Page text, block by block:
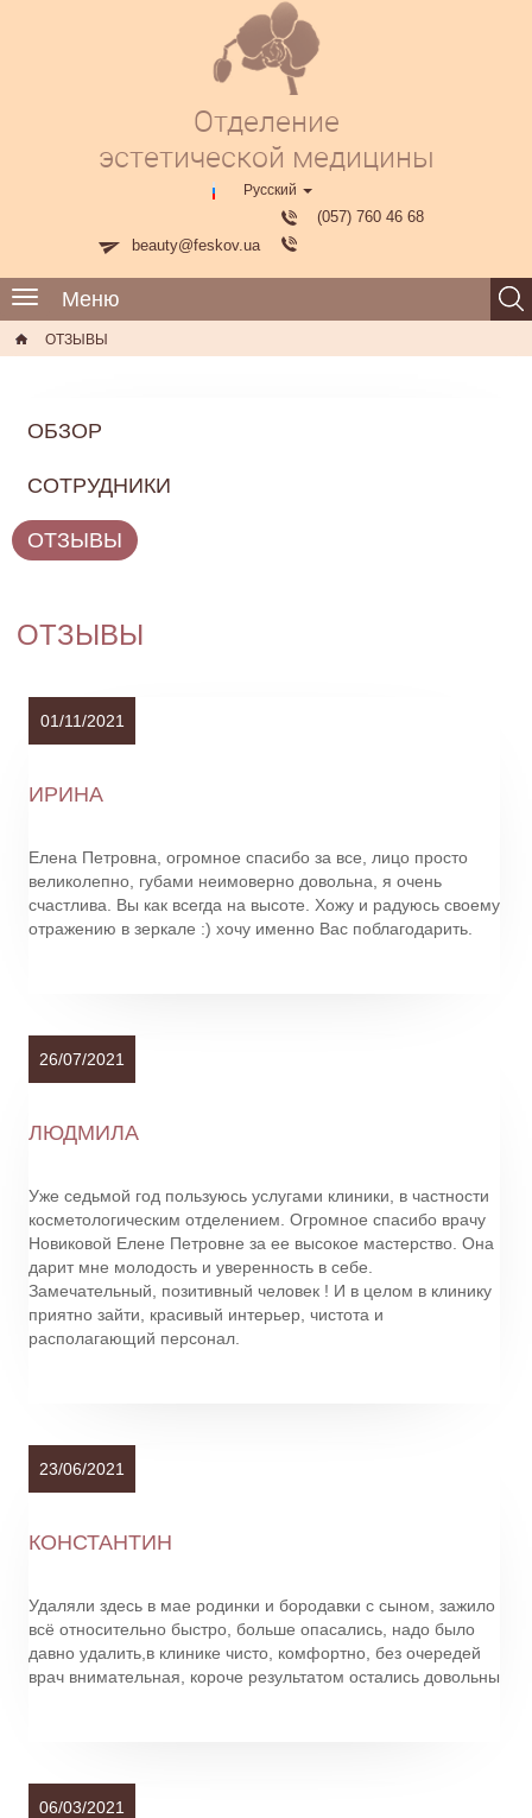
Отделение
эстетической медицины
Русский
beauty@feskov.ua
(057) 760 46 68
Toggle
navigation
Меню
ОТЗЫВЫ
ОБЗОР
СОТРУДНИКИ
ОТЗЫВЫ
ОТЗЫВЫ
01/11/2021
ИРИНА
Елена Петровна, огромное спасибо за все, лицо просто
великолепно, губами неимоверно довольна, я очень
счастлива. Вы как всегда на высоте. Хожу и радуюсь своему
отражению в зеркале :) хочу именно Вас поблагодарить.
26/07/2021
ЛЮДМИЛА
Уже седьмой год пользуюсь услугами клиники, в частности
косметологическим отделением. Огромное спасибо врачу
Новиковой Елене Петровне за ее высокое мастерство. Она
дарит мне молодость и уверенность в себе.
Замечательный, позитивный человек ! И в целом в клинику
приятно зайти, красивый интерьер, чистота и
располагающий персонал.
23/06/2021
КОНСТАНТИН
Удаляли здесь в мае родинки и бородавки с сыном, зажило
всё относительно быстро, больше опасались, надо было
давно удалить,в клинике чисто, комфортно, без очередей
врач внимательная, короче результатом остались довольны
06/03/2021